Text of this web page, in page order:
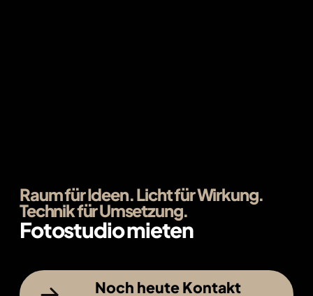
Raum für Ideen. Licht für Wirkung.
Technik für Umsetzung.
Fotostudio mieten
Noch heute Kontakt